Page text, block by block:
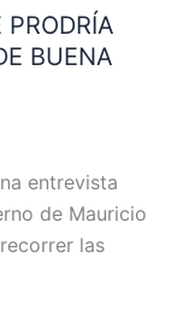
BUENA
entrevista
de Mauricio
las